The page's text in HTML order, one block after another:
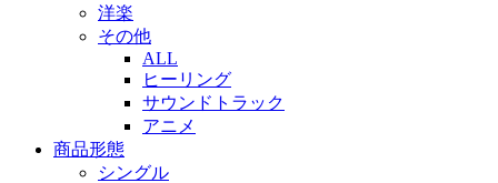
洋楽
その他
ALL
ヒーリング
サウンドトラック
アニメ
商品形態
シングル